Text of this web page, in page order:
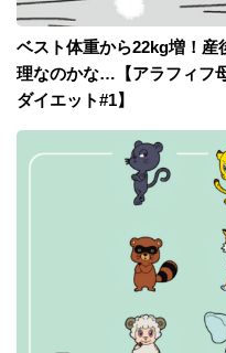
ベスト体重から22kg増！産
理なのかな…【アラフィフ
ダイエット#1】